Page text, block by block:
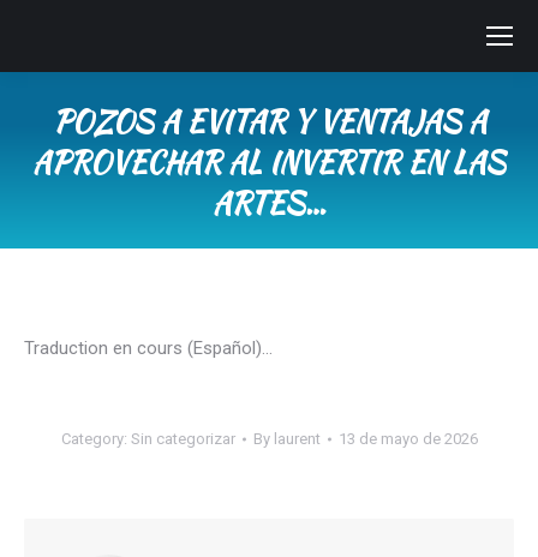
POZOS A EVITAR Y VENTAJAS A
APROVECHAR AL INVERTIR EN LAS
ARTES…
Traduction en cours (Español)…
Category: Sin categorizar By laurent 13 de mayo de 2026